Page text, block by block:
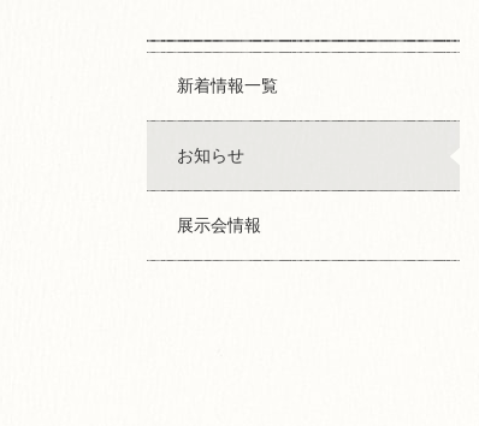
新着情報一覧
お知らせ
展示会情報